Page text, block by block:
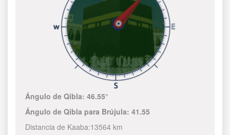
Ángulo de Qibla:46.55°
Ángulo de Qibla para Brújula:41.55
Distancia de Kaaba:13564 km